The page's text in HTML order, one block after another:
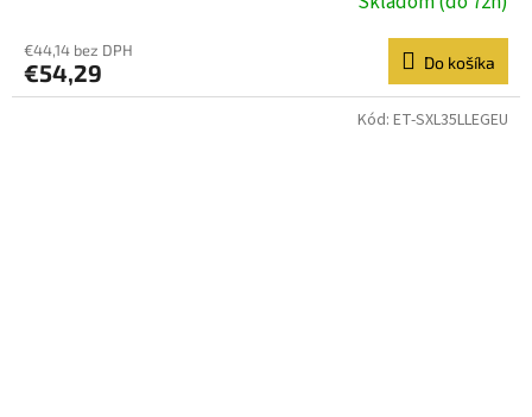
€44,14 bez DPH
€54,29 Do košíka
Kód: ET-SXL35LLEGEU